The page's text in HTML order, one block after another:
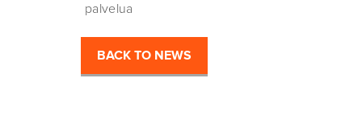
palvelua
BACK TO NEWS